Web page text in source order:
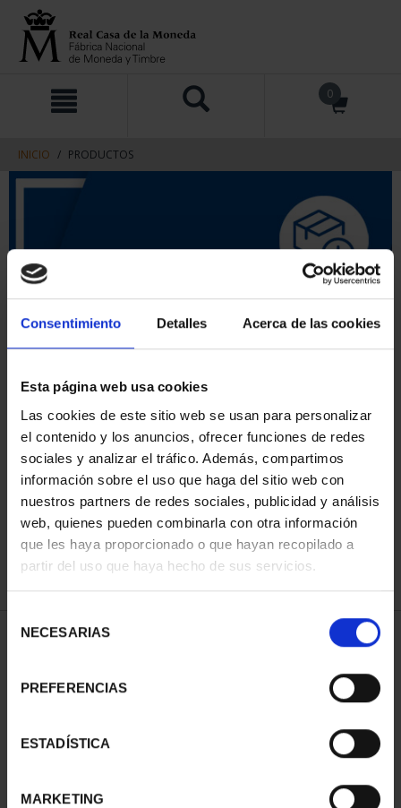
Consentimiento Detalles Acerca de las cookies
Esta página web usa cookies
Las cookies de este sitio web se usan para personalizar
el contenido y los anuncios, ofrecer funciones de redes
sociales y analizar el tráfico. Además, compartimos
información sobre el uso que haga del sitio web con
nuestros partners de redes sociales, publicidad y análisis
web, quienes pueden combinarla con otra información
que les haya proporcionado o que hayan recopilado a
partir del uso que haya hecho de sus servicios.
NECESARIAS
PREFERENCIAS
ESTADÍSTICA
MARKETING
contenido
navegacin
0
INICIO PRODUCTOS
ORDENAR POR:
REFINAR
1 Productos encontrados